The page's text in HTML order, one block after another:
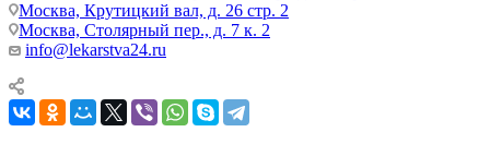
Москва, Крутицкий вал, д. 26 стр. 2
Москва, Столярный пер., д. 7 к. 2
info@lekarstva24.ru